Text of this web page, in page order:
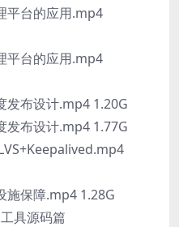
台的应用.mp4
台的应用.mp4
布设计.mp4 1.20G
布设计.mp4 1.77G
保障.mp4 1.28G
具源码篇